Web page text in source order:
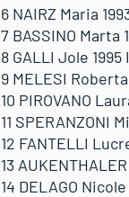
6 NAIRZ Maria
7 BASSINO Marta
8 GALLI Jole 1995
9 MELESI
10 PIROVANO
11 SPERANZONI
12 FANTELLI
13
14 DELAGO